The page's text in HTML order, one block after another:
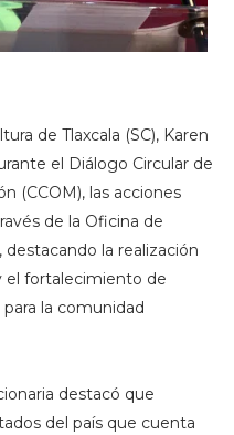
de Tlaxcala (SC), Karen
el Diálogo Circular de
(CCOM), las acciones
de la Oficina de
la realización
el fortalecimiento de
la comunidad
destacó que
del país que cuenta